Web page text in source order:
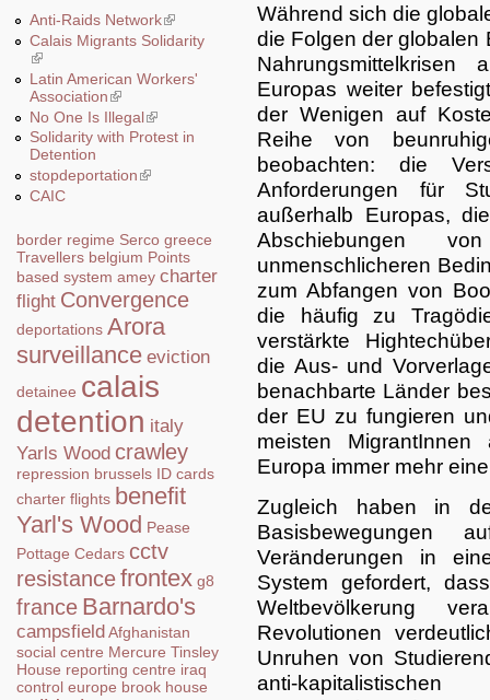
Anti-Raids Network(link is external)
Calais Migrants Solidarity
(link is external)
Latin American Workers'
Association(link is external)
No One Is Illegal(link is external)
Solidarity with Protest in
Detention
stopdeportation(link is external)
CAIC
border regime Serco greece
Travellers belgium Points
based system amey charter
flight Convergence
deportations Arora
surveillance eviction
detainee calais
detention italy
Yarls Wood crawley
repression brussels ID cards
charter flights benefit
Yarl's Wood Pease
Pottage Cedars cctv
resistancefrontex g8
france Barnardo's
campsfieldAfghanistan
social centre Mercure Tinsley
House reporting centre iraq
control europe brook house
Während sich die
die Folgen der globalen
Nahrungsmittelkrisen
Europas weiter
der Wenigen auf
Reihe von
beobachten: die
Anforderungen für
außerhalb Europas,
Abschiebungen
unmenschlicheren
zum Abfangen von
die häufig zu
verstärkte
die Aus- und
benachbarte Länder
der EU zu fungieren
meisten
Europa immer mehr
Zugleich haben in
Basisbewegungen
Veränderungen in
System gefordert,
Weltbevölkerung
Revolutionen
Unruhen von
anti-